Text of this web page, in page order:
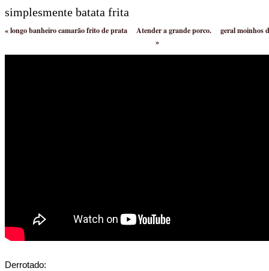
simplesmente batata frita
«longo banheiro camarão frito de prata Atender a grande porco.
geral moinhos
»
Derrotado: